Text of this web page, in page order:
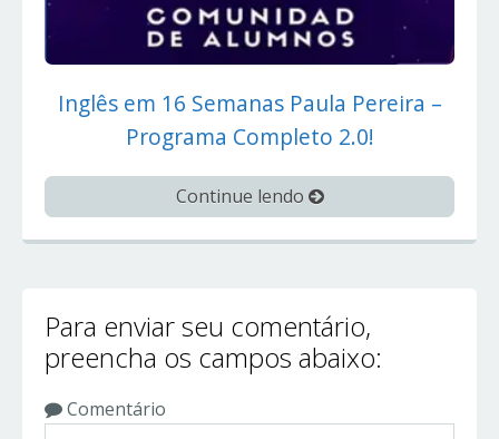
Inglês em 16 Semanas Paula Pereira –
Programa Completo 2.0!
Continue lendo
Para enviar seu comentário,
preencha os campos abaixo:
Comentário